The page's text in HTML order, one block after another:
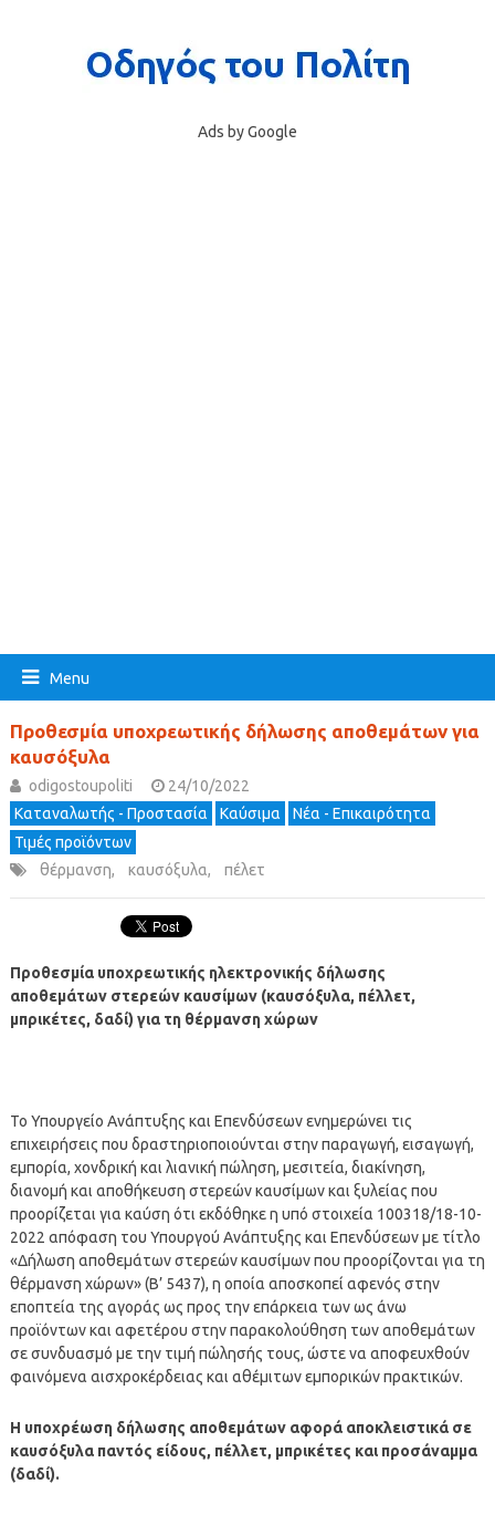
Ads by Google
Menu
Προθεσμία υποχρεωτικής δήλωσης αποθεμάτων για
καυσόξυλα
odigostoupoliti
24/10/2022
Καταναλωτής - Προστασία
Καύσιμα
Νέα - Επικαιρότητα
Τιμές προϊόντων
θέρμανση, καυσόξυλα, πέλετ
Προθεσμία υποχρεωτικής ηλεκτρονικής δήλωσης
αποθεμάτων στερεών καυσίμων (καυσόξυλα, πέλλετ,
μπρικέτες, δαδί) για τη θέρμανση χώρων
Το Υπουργείο Ανάπτυξης και Επενδύσεων ενημερώνει τις
επιχειρήσεις που δραστηριοποιούνται στην παραγωγή, εισαγωγή,
εμπορία, χονδρική και λιανική πώληση, μεσιτεία, διακίνηση,
διανομή και αποθήκευση στερεών καυσίμων και ξυλείας που
προορίζεται για καύση ότι εκδόθηκε η υπό στοιχεία 100318/18-10-
2022 απόφαση του Υπουργού Ανάπτυξης και Επενδύσεων με τίτλο
«Δήλωση αποθεμάτων στερεών καυσίμων που προορίζονται για τη
θέρμανση χώρων» (Β’ 5437), η οποία αποσκοπεί αφενός στην
εποπτεία της αγοράς ως προς την επάρκεια των ως άνω
προϊόντων και αφετέρου στην παρακολούθηση των αποθεμάτων
σε συνδυασμό με την τιμή πώλησής τους, ώστε να αποφευχθούν
φαινόμενα αισχροκέρδειας και αθέμιτων εμπορικών πρακτικών.
Η υποχρέωση δήλωσης αποθεμάτων αφορά αποκλειστικά σε
καυσόξυλα παντός είδους, πέλλετ, μπρικέτες και προσάναμμα
(δαδί).